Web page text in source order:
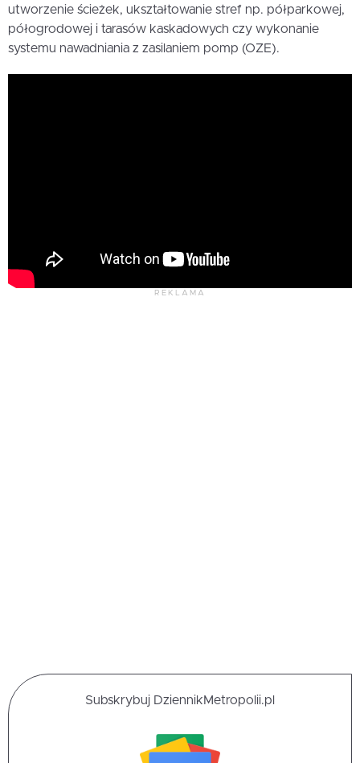
utworzenie ścieżek, ukształtowanie stref np. półparkowej,
półogrodowej i tarasów kaskadowych czy wykonanie
systemu nawadniania z zasilaniem pomp (OZE).
REKLAMA
Subskrybuj DziennikMetropolii.pl